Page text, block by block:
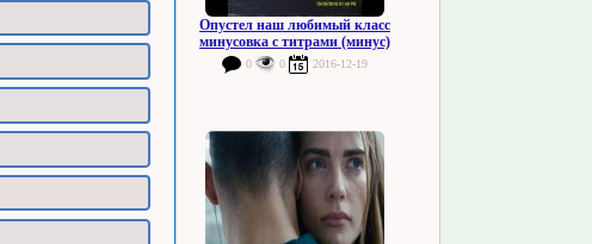
Опустел наш любимый класс
минусовка с титрами (минус)
0 0 2016-12-19